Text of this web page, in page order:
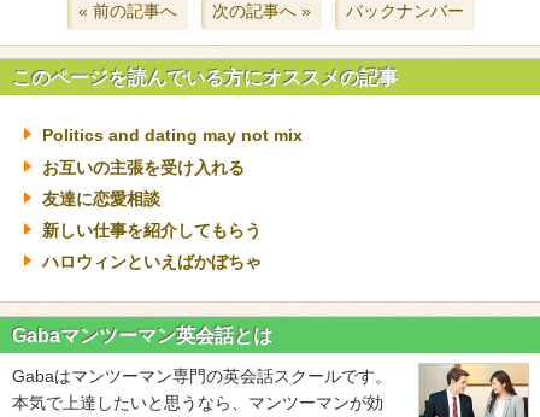
« 前の記事へ 次の記事へ » バックナンバー
このページを読んでいる方にオススメの記事
Politics and dating may not mix
お互いの主張を受け入れる
友達に恋愛相談
新しい仕事を紹介してもらう
ハロウィンといえばかぼちゃ
Gabaマンツーマン英会話とは
Gabaはマンツーマン専門の英会話スクールです。
本気で上達したいと思うなら、マンツーマンが効